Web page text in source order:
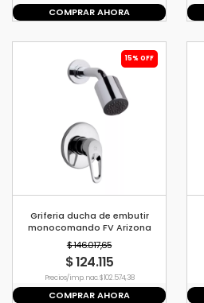
COMPRAR AHORA
15% OFF
Griferia ducha de embutir
monocomando FV Arizona
$ 146.017,65
$ 124.115
Precio s/imp. nac. $ 102.574,38
COMPRAR AHORA